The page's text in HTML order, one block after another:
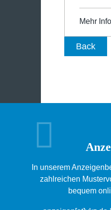
Mehr
Back
In unserem
zahlreichen
bequem